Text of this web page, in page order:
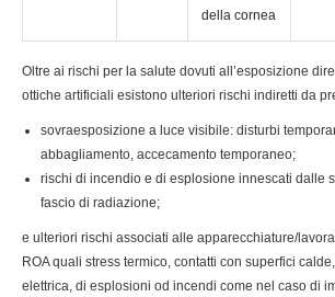
della cornea
Oltre ai rischi per la salute dovuti all’esposizione
ottiche artificiali esistono ulteriori rischi indiretti da
sovraesposizione a luce visibile: disturbi
abbagliamento, accecamento temporaneo;
rischi di incendio e di esplosione innescati dalle
fascio di radiazione;
e ulteriori rischi associati alle apparecchiature/
ROA quali stress termico, contatti con superfici
elettrica, di esplosioni od incendi come nel caso di